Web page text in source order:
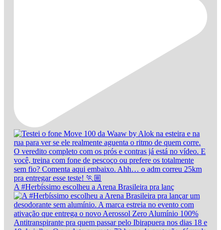
A #Herbíssimo escolheu a Arena Brasileira pra lanç